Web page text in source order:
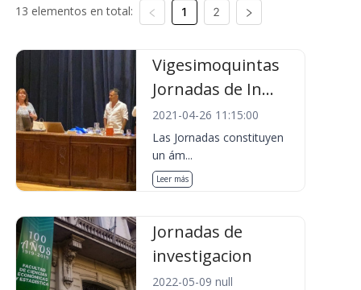
13 elementos en total: 1 2
Vigesimoquintas
Jornadas de In...
2021-04-26 11:15:00
Las Jornadas constituyen
un ám...
Leer más
Jornadas de
investigacion
2022-05-09 null